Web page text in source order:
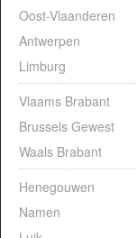
Oost-Vlaanderen
Antwerpen
Limburg
Vlaams Brabant
Brussels Gewest
Waals Brabant
Henegouwen
Namen